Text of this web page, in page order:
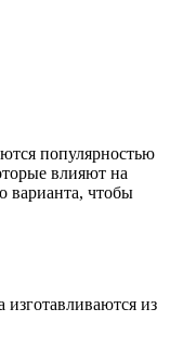
популярностью
влияют на
варианта, чтобы
из